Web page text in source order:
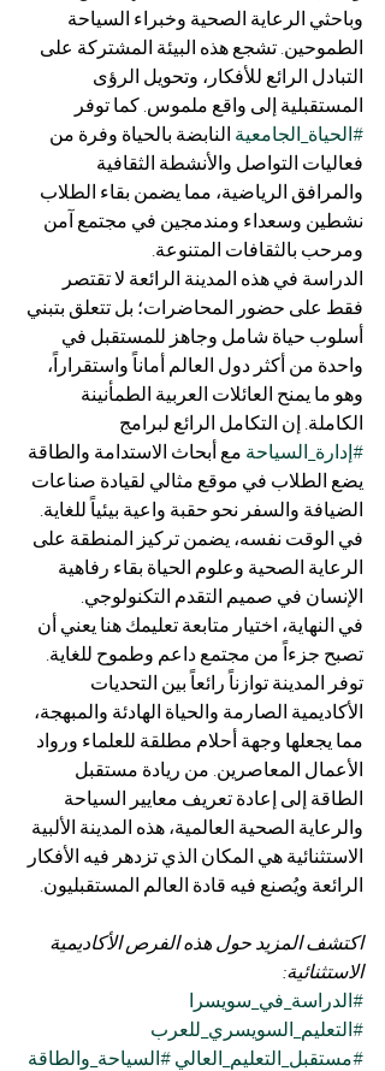
وباحثي الرعاية الصحية وخبراء السياحة
الطموحين. تشجع هذه البيئة المشتركة على
التبادل الرائع للأفكار، وتحويل الرؤى
المستقبلية إلى واقع ملموس. كما توفر
#الحياة_الجامعية النابضة بالحياة وفرة من
فعاليات التواصل والأنشطة الثقافية
والمرافق الرياضية، مما يضمن بقاء الطلاب
نشطين وسعداء ومندمجين في مجتمع آمن
ومرحب بالثقافات المتنوعة.
الدراسة في هذه المدينة الرائعة لا تقتصر
فقط على حضور المحاضرات؛ بل تتعلق بتبني
أسلوب حياة شامل وجاهز للمستقبل في
واحدة من أكثر دول العالم أماناً واستقراراً،
وهو ما يمنح العائلات العربية الطمأنينة
الكاملة. إن التكامل الرائع لبرامج
#إدارة_السياحة مع أبحاث الاستدامة والطاقة
يضع الطلاب في موقع مثالي لقيادة صناعات
الضيافة والسفر نحو حقبة واعية بيئياً للغاية.
في الوقت نفسه، يضمن تركيز المنطقة على
الرعاية الصحية وعلوم الحياة بقاء رفاهية
الإنسان في صميم التقدم التكنولوجي.
في النهاية، اختيار متابعة تعليمك هنا يعني أن
تصبح جزءاً من مجتمع داعم وطموح للغاية.
توفر المدينة توازناً رائعاً بين التحديات
الأكاديمية الصارمة والحياة الهادئة والمبهجة،
مما يجعلها وجهة أحلام مطلقة للعلماء ورواد
الأعمال المعاصرين. من ريادة مستقبل
الطاقة إلى إعادة تعريف معايير السياحة
والرعاية الصحية العالمية، هذه المدينة الألبية
الاستثنائية هي المكان الذي تزدهر فيه الأفكار
الرائعة ويُصنع فيه قادة العالم المستقبليون.
اكتشف المزيد حول هذه الفرص الأكاديمية
الاستثنائية:
#الدراسة_في_سويسرا
#التعليم_السويسري_للعرب
#مستقبل_التعليم_العالي #السياحة_والطاقة